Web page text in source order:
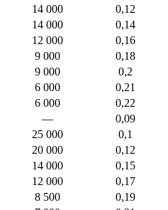
14 000
0,12
14 000
0,14
12 000
0,16
9 000
0,18
9 000
0,2
6 000
0,21
6 000
0,22
—
0,09
25 000
0,1
20 000
0,12
14 000
0,15
12 000
0,17
8 500
0,19